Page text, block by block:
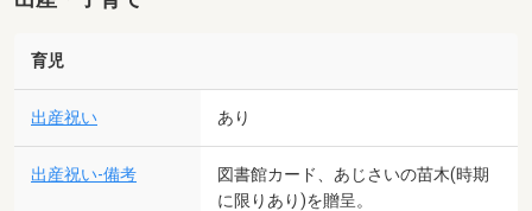
育児
出産祝い あり
出産祝い-備考
図書館カード、あじさいの苗木(時期
に限りあり)を贈呈。